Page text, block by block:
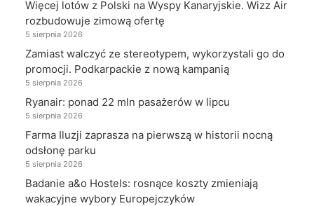
Więcej lotów z Polski na Wyspy Kanaryjskie. Wizz Air
rozbudowuje zimową ofertę
5 sierpnia 2026
Zamiast walczyć ze stereotypem, wykorzystali go do
promocji. Podkarpackie z nową kampanią
5 sierpnia 2026
Ryanair: ponad 22 mln pasażerów w lipcu
5 sierpnia 2026
Farma Iluzji zaprasza na pierwszą w historii nocną
odsłonę parku
5 sierpnia 2026
Badanie a&o Hostels: rosnące koszty zmieniają
wakacyjne wybory Europejczyków